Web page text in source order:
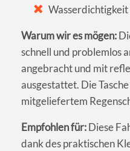
Wasserdichtigkeit
Warum wir es mögen:
schnell und problemlos
angebracht und mit
ausgestattet. Die
mitgeliefertem
Empfohlen für:Diese
dank des praktischen